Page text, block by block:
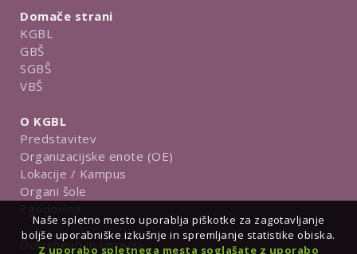
Domače strani
KGBL
GBŠ
SGBŠ
VBŠ
O KGBL
Predstavitev
Organizacijske enote (OE)
Lokacije / Kampus
Organi šole
Dokumenti in obrazci
Naše spletno mesto uporablja piškotke za zagotavljanje
boljše uporabniške izkušnje in spremljanje statistike obiska.
Z uporabo spletnega mesta soglašate z uporabo